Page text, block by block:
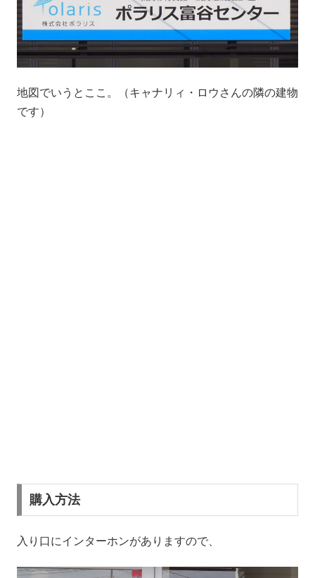
地図でいうとここ。（キャナリィ・ロウさんの隣の建物
です）
購入方法
入り口にインターホンがありますので、